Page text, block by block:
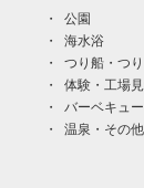
公園
海水浴
つり船・つ
体験・工場
バーベキュー
温泉・その他